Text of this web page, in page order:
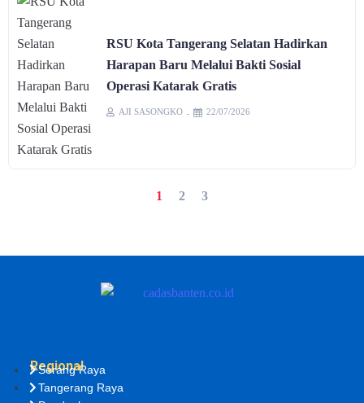
RSU Kota Tangerang Selatan Hadirkan
Harapan Baru Melalui Bakti Sosial
Operasi Katarak Gratis
AJI SASONGKO 22/07/2026
1 2 3
Regional
Serang Raya
Tangerang Raya